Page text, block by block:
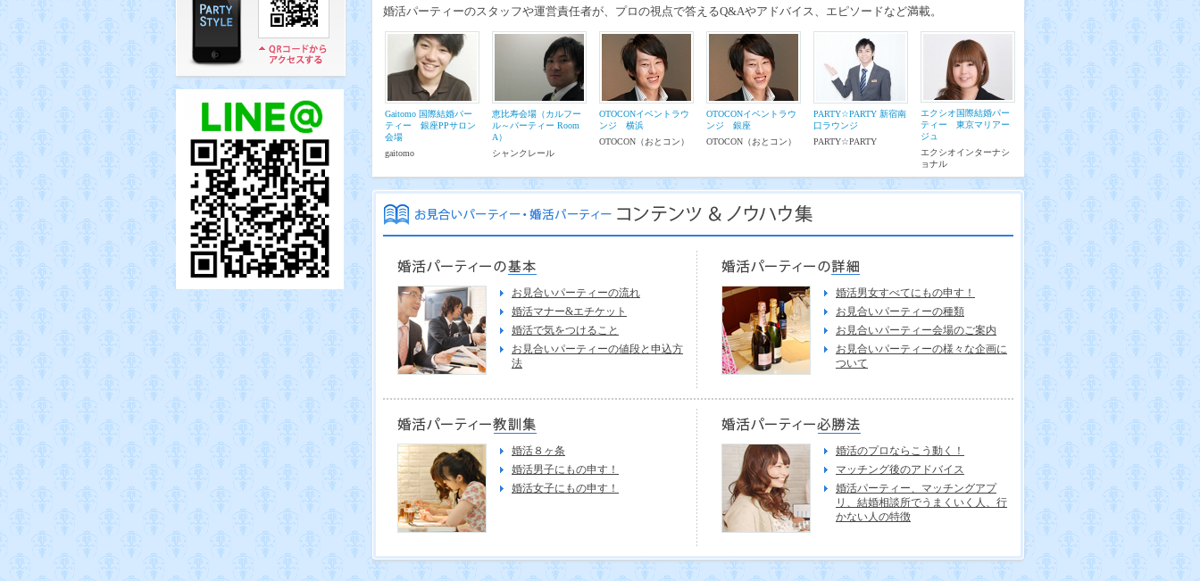
婚活パーティーのスタッフや運営責任者が、プロの視点で答えるQ&Aやアドバイス、エピソードなど満載。
Gaitomo 国際結婚パー
ティー 銀座PPサロン
会場
gaitomo
恵比寿会場（カルフー
ル～パーティー Room
A）
シャンクレール
OTOCONイベントラウ
ンジ 横浜
OTOCON（おとコン）
OTOCONイベントラウ
ンジ 銀座
OTOCON（おとコン）
PARTY☆PARTY 新宿南
口ラウンジ
PARTY☆PARTY
エクシオ国際結婚パー
ティー 東京マリアー
ジュ
エクシオインターナシ
ョナル
お見合いパーティーの流れ
婚活マナー&エチケット
婚活で気をつけること
お見合いパーティーの値段と申込方
法
婚活男女すべてにもの申す！
お見合いパーティーの種類
お見合いパーティー会場のご案内
お見合いパーティーの様々な企画に
ついて
婚活８ヶ条
婚活男子にもの申す！
婚活女子にもの申す！
婚活のプロならこう動く！
マッチング後のアドバイス
婚活パーティー、マッチングアプ
リ、結婚相談所でうまくいく人、行
かない人の特徴